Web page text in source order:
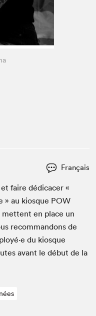
Français
faire dédi­cac­er «
» au kiosque POW
met­tent en place un
recom­man­dons de
du kiosque
avant le début de la